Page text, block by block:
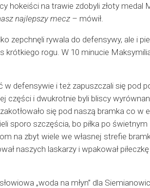
hokeiści na trawie zdobyli złoty medal
najlepszy mecz– mówił.
zepchnęli rywala do defensywy, ale i
krótkiego rogu. W 10 minucie
w defensywie i też zapuszczali się pod
części i dwukrotnie byli bliscy
się pod naszą bramka co w
sporo szczęścia, bo piłka po świetnym
na zbyt wiele we własnej strefie
naszych laskarzy i wpakował
„woda na młyn” dla